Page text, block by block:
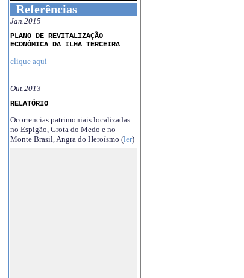
Referências
Jan.2015
PLANO DE REVITALIZAÇÃO
ECONÓMICA DA ILHA TERCEIRA
clique aqui
Out.2013
RELATÓRIO
Ocorrencias patrimoniais localizadas
no Espigão, Grota do Medo e no
Monte Brasil, Angra do Heroísmo (ler)